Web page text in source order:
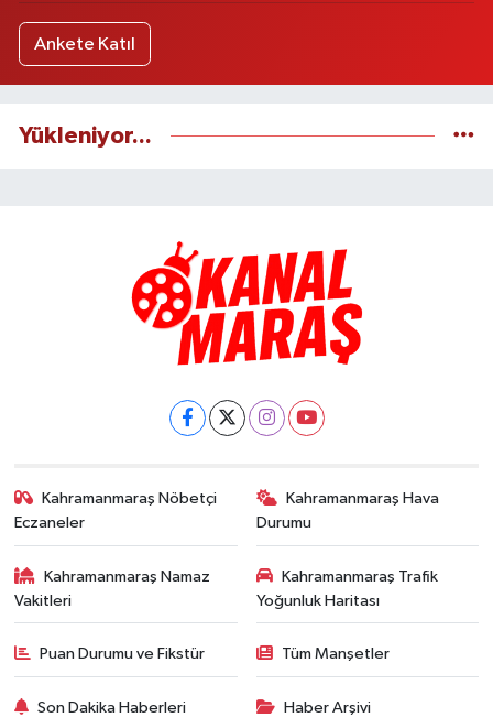
Ankete Katıl
Yükleniyor...
Kahramanmaraş Nöbetçi
Eczaneler
Kahramanmaraş Hava
Durumu
Kahramanmaraş Namaz
Vakitleri
Kahramanmaraş Trafik
Yoğunluk Haritası
Puan Durumu ve Fikstür Tüm Manşetler
Son Dakika Haberleri Haber Arşivi